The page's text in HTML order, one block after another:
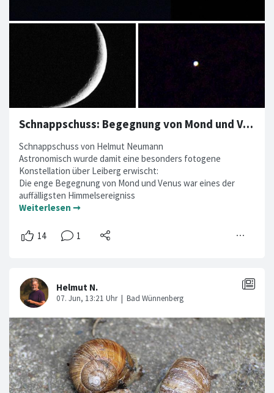
Schnappschuss: Begegnung von Mond und Venus über Leiberg
Schnappschuss von Helmut Neumann
Astronomisch wurde damit eine besonders fotogene
Konstellation über Leiberg erwischt:
Die enge Begegnung von Mond und Venus war eines der
auffälligsten Himmelsereigniss
Weiterlesen ➞